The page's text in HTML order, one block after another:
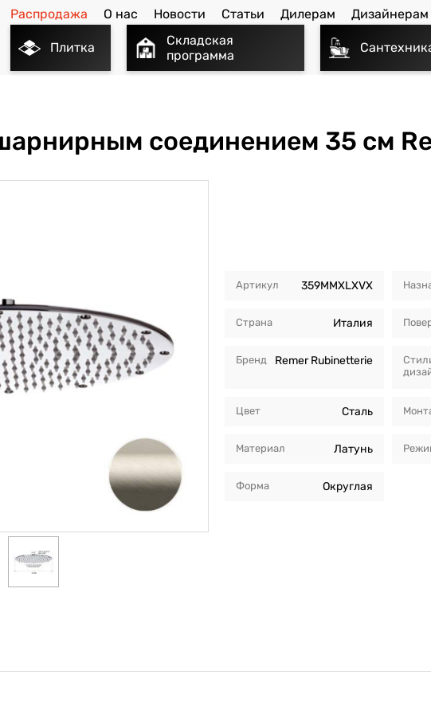
Распродажа О нас Новости Статьи Дилерам Дизайнерам
Плитка
Складская
программа
соединением 35 см
Артикул 359MMXLXVX
Страна Италия
Бренд Remer Rubinetterie
Цвет Сталь
Материал Латунь
Форма Округлая